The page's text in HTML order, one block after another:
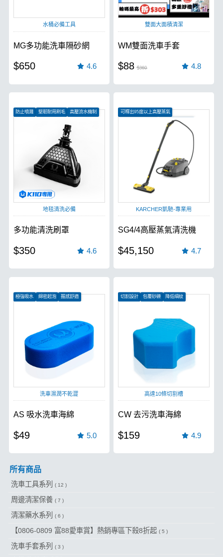
水桶必備工具
MG多功能洗車隔砂網
$650 4.6
雙面大面積清潔
WM雙面洗車手套
$88 $360 4.8
防止噴濺 堅韌耐用刷毛 高壓流水機制
地毯清洗必備
多功能清洗刷罩
$350 4.6
可釋出95度以上高壓蒸氣
連續使用不中斷
KARCHER凱馳-專業用
SG4/4高壓蒸氣清洗機
$45,150 4.7
極強吸水 綿密起泡 握感舒適
洗車濕潤不乾澀
AS 吸水洗車海綿
$49 5.0
切割設計 包覆砂礫 降低細紋
高達10條切割槽
CW 去污洗車海綿
$159 4.9
所有商品
洗車工具系列 ( 12 )
周邊清潔保養 ( 7 )
清潔藥水系列 ( 6 )
【0806-0809 富88愛車賞】熱銷專區下殺8折起 ( 5 )
洗車手套系列 ( 3 )